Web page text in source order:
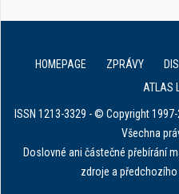
HOMEPAGE ZPRÁVY
ATLAS
ISSN 1213-3329 - © Copyright
Všechna
Doslovné ani částečné přebírání
zdroje a